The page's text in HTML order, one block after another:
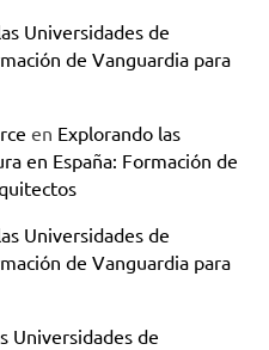
Universidades de
de Vanguardia para
en Explorando las
en España: Formación de
Universidades de
de Vanguardia para
Universidades de